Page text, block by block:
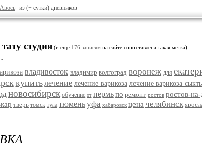
Авось из (+ сутки) дневников
студия (и еще 176 записям на сайте сопоставлена такая метка)
владивосток владимир волгоград воронеж для
купить лечение лечение варикоза лечение варикоза
новосибирск обучение от пермь по ремонт ростов ростов-
тверь томск тула тюменьуфа хабаровск цена челябинск